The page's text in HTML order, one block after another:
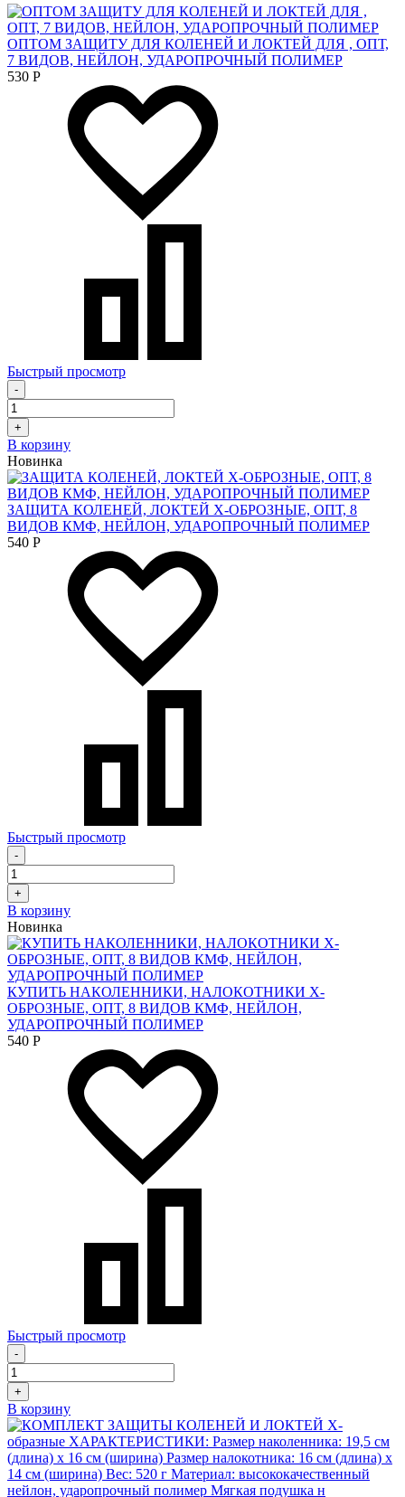
ОПТОМ ЗАЩИТУ ДЛЯ КОЛЕНЕЙ И ЛОКТЕЙ ДЛЯ , ОПТ,
7 ВИДОВ, НЕЙЛОН, УДАРОПРОЧНЫЙ ПОЛИМЕР
530 Р
Быстрый просмотр
-
+
В корзину
Новинка
ЗАЩИТА КОЛЕНЕЙ, ЛОКТЕЙ Х-ОБРОЗНЫЕ, ОПТ, 8
ВИДОВ КМФ, НЕЙЛОН, УДАРОПРОЧНЫЙ ПОЛИМЕР
540 Р
Быстрый просмотр
-
+
В корзину
Новинка
КУПИТЬ НАКОЛЕННИКИ, НАЛОКОТНИКИ Х-
ОБРОЗНЫЕ, ОПТ, 8 ВИДОВ КМФ, НЕЙЛОН,
УДАРОПРОЧНЫЙ ПОЛИМЕР
540 Р
Быстрый просмотр
-
+
В корзину